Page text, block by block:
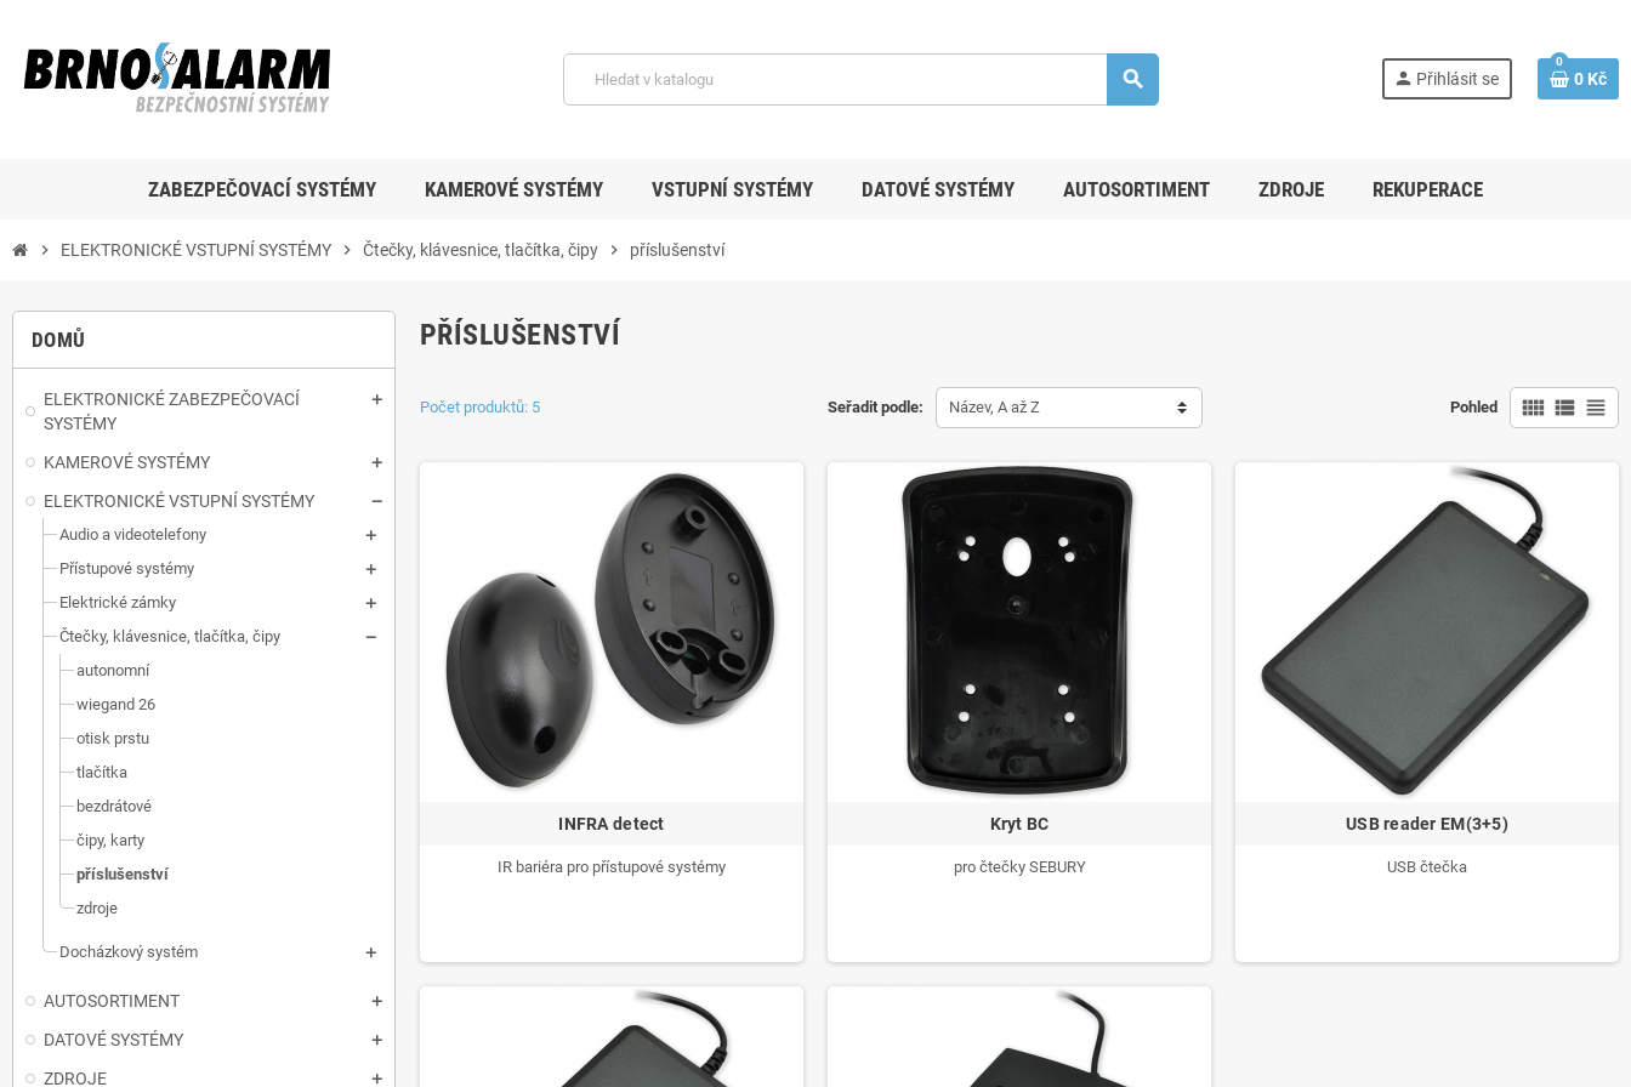
search person Přihlásit se
0
0 Kč
ZABEZPEČOVACÍ SYSTÉMY KAMEROVÉ SYSTÉMY VSTUPNÍ SYSTÉMY DATOVÉ SYSTÉMY AUTOSORTIMENT ZDROJE REKUPERACE
chevron_right ELEKTRONICKÉ VSTUPNÍ SYSTÉMY chevron_right Čtečky, klávesnice, tlačítka, čipy chevron_right příslušenství
DOMŮ
ELEKTRONICKÉ ZABEZPEČOVACÍ
SYSTÉMY
KAMEROVÉ SYSTÉMY
ELEKTRONICKÉ VSTUPNÍ SYSTÉMY
Audio a videotelefony
Přístupové systémy
Elektrické zámky
Čtečky, klávesnice, tlačítka, čipy
autonomní
wiegand 26
otisk prstu
tlačítka
bezdrátové
čipy, karty
příslušenství
zdroje
Docházkový systém
AUTOSORTIMENT
DATOVÉ SYSTÉMY
ZDROJE
PŘÍSLUŠENSTVÍ
Seřadit podle: Název, A až Z Pohled view_comfy view_list view_headline
Počet produktů: 5
INFRA detect
IR bariéra pro přístupové systémy
Kryt BC
pro čtečky SEBURY
USB reader EM(3+5)
USB čtečka